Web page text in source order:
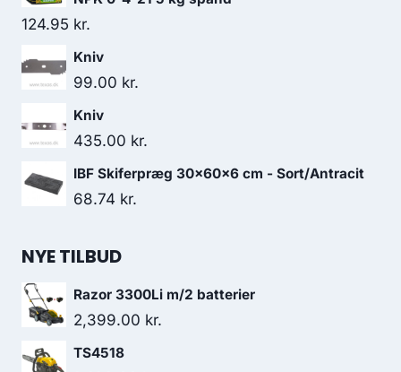
124.95 kr.
Kniv
99.00 kr.
Kniv
435.00 kr.
IBF Skiferpræg 30x60x6 cm - Sort/Antracit
68.74 kr.
NYE TILBUD
Razor 3300Li m/2 batterier
2,399.00 kr.
TS4518